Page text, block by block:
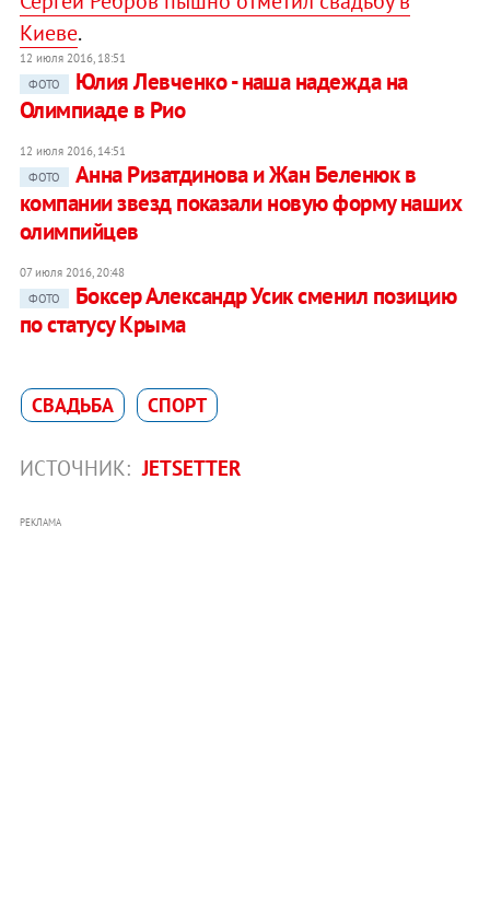
Киеве.
12 июля 2016, 18:51
ФОТО
Юлия Левченко - наша надежда на
Олимпиаде в Рио
12 июля 2016, 14:51
ФОТО
Анна Ризатдинова и Жан Беленюк в
компании звезд показали новую форму наших
олимпийцев
07 июля 2016, 20:48
ФОТО
Боксер Александр Усик сменил позицию
по статусу Крыма
СВАДЬБА СПОРТ
ИСТОЧНИК: JETSETTER
РЕКЛАМА